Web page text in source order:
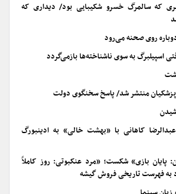
مناسبت ۲۸ تیری که سالمرگ خسرو شکیبایی بود/ دیداری که
روی صحنه می‌رود
اسپیلبرگ به سوی ناشناخته‌ها بازمی‌گردد
پزشکیان منتشر شد/ پاسخ سخنگوی دولت
کاهانی با «بهشت خالی» به ادینبورگ
پایان بازی» شکست؛ «مرد عنکبوتی: روز کاملاً
به فهرست تاریخی فروش گیشه